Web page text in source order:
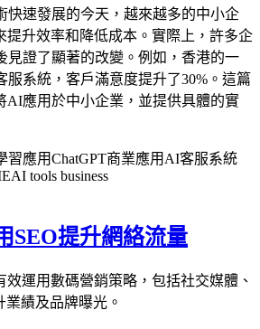
快速發展的今天，越來越多的中小企
提升效率和降低成本。實際上，許多企
見證了顯著的改變。例如，香港的一
服系統，客戶滿意度提升了30%。這篇
AI應用於中小企業，並提供具體的實
習應用ChatGPT商業應用 AI客服系統
AI tools business
SEO提升網絡流量
運用數碼營銷策略，包括社交媒體、
業績及品牌曝光。